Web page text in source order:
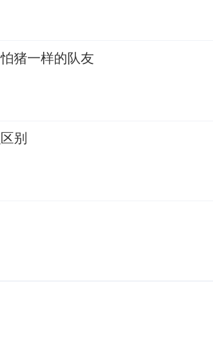
猪一样的队友
别